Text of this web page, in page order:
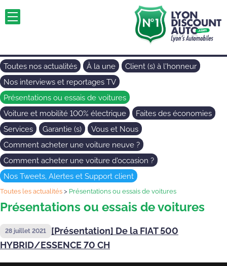
Toutes nos actualités À la une
Client (s) à l'honneur
Nos interviews et reportages TV
Présentations ou essais de voitures
Voiture et mobilité 100% électrique
Faites des économies
Services
Garantie (s)
Vous et Nous
Comment acheter une voiture neuve ?
Comment acheter une voiture d'occasion ?
Nos Tweets, Alertes et Support client
Toutes les actualités > Présentations ou essais de voitures
Présentations ou essais de voitures
28 juillet 2021
[Présentation] De la FIAT 500
HYBRID/ESSENCE 70 CH